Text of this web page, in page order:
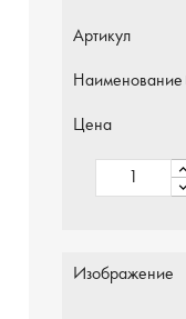
Артикул
Наименование
Цена
Изображение